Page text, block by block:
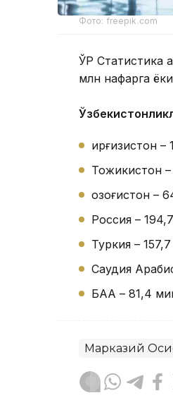
Фото: freepik.com
ЎР Статистика
млн нафарга
Қирғизистон
Тожикистон
Қозоғистон –
Россия –
Туркия –
Саудия
БАА – 81,4
Марказий